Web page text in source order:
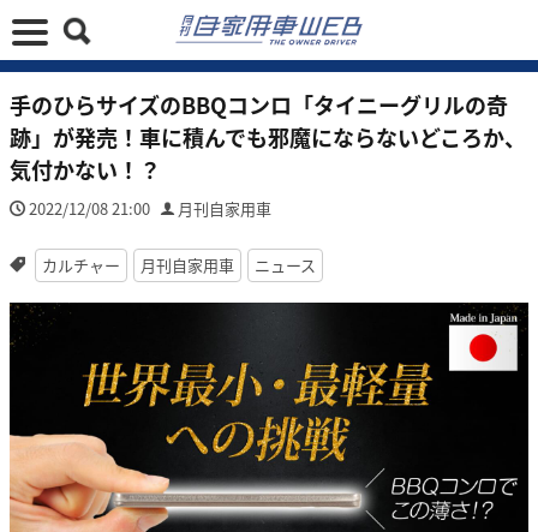
手のひらサイズのBBQコンロ「タイニーグリルの奇
跡」が発売！車に積んでも邪魔にならないどころか、
気付かない！？
2022/12/08 21:00 月刊自家用車
カルチャー 月刊自家用車 ニュース